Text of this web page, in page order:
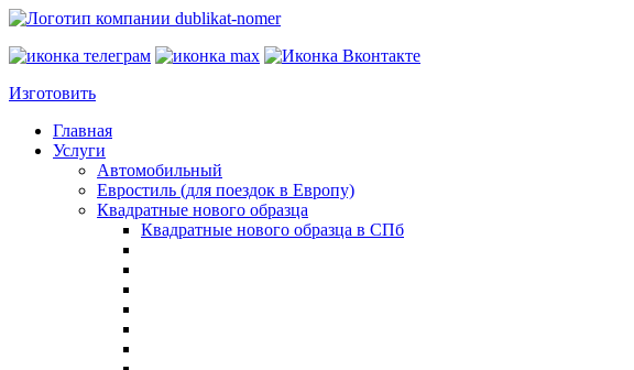
Изготовить
Главная
Услуги
Автомобильный
Евростиль (для поездок в Европу)
Квадратные нового образца
Квадратные нового образца в СПб